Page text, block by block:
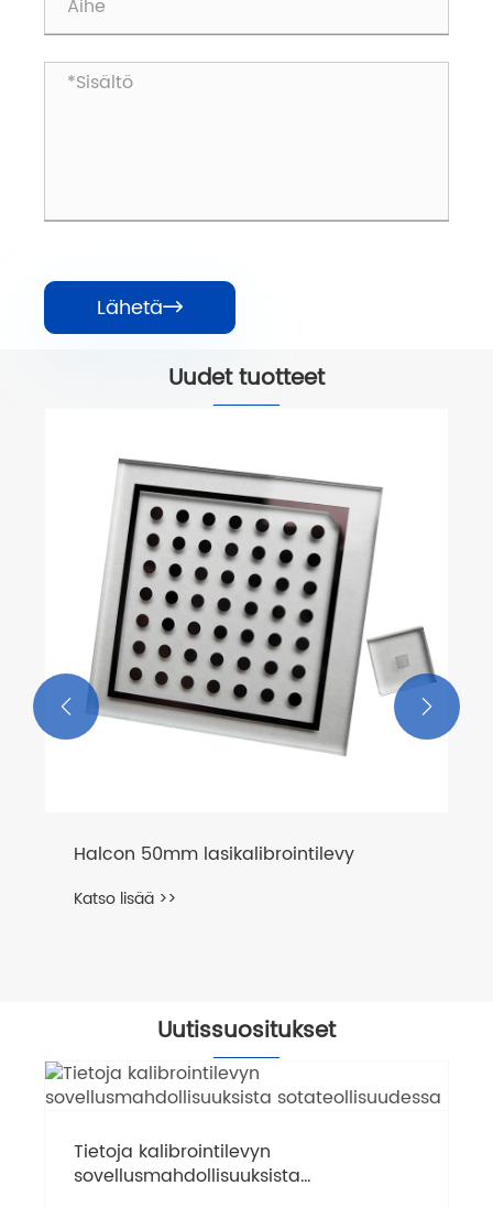
Lähetä
Uudet tuotteet
Halcon 50mm lasikalibrointilevy
Katso lisää >>
 
Uutissuositukset
Tietoja kalibrointilevyn
sovellusmahdollisuuksista